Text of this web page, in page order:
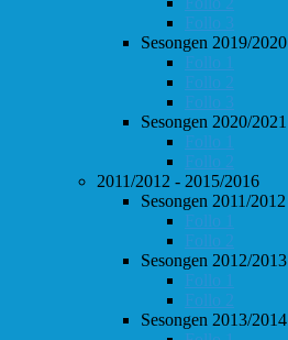
Follo 3
Sesongen 2019/2020
Follo 1
Follo 2
Follo 3
Sesongen 2020/2021
Follo 1
Follo 2
2011/2012 - 2015/2016
Sesongen 2011/2012
Follo 1
Follo 2
Sesongen 2012/2013
Follo 1
Follo 2
Sesongen 2013/2014